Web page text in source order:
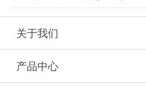
关于我们
产品中心